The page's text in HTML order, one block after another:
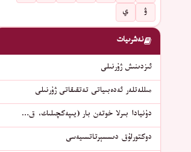
ۋ
ي
نەشرىيات
ئىزدىنىش ژۇرنىلى
مىللەتلەر ئەدەبىياتى تەتقىقاتى ژۇرنىلى
دۇنيادا بىرلا خوتەن بار (يىپەكچىلىك، ق…
دوكتورلۇق دىسسېرتاتسىيەسى